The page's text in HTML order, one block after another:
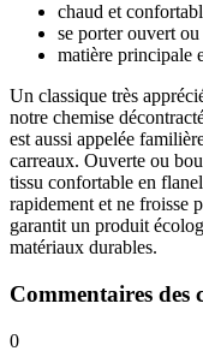
chaud et
se porter ouvert
matière principale
Un classique très
notre chemise
est aussi appelée
carreaux. Ouverte ou
tissu confortable en
rapidement et ne froisse
garantit un produit
matériaux durables.
Commentaires des
0